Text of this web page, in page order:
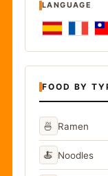
LANGUAGE
FOOD BY
🍜 Ramen
🍝 Noodles